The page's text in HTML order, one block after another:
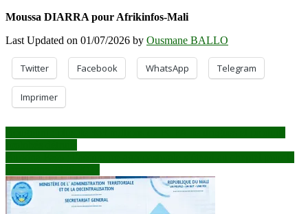
Moussa DIARRA pour Afrikinfos-Mali
Last Updated on 01/07/2026 by Ousmane BALLO
Twitter Facebook WhatsApp Telegram
Imprimer
Navigation
de
l’article